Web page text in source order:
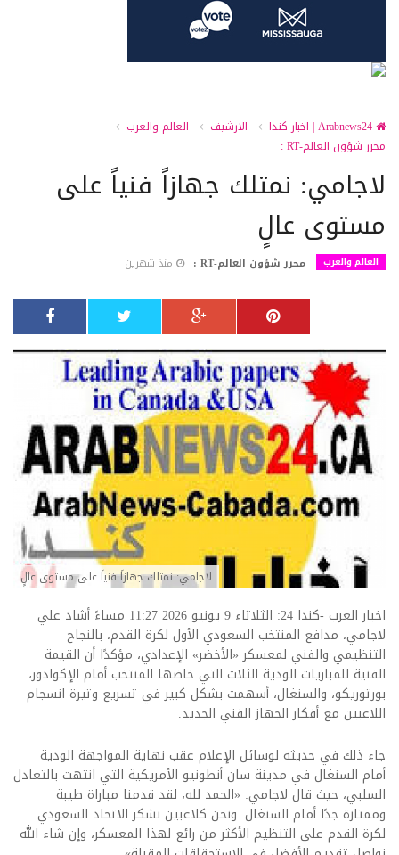
الارشيف
العالم والعرب
محرر شؤون العالم-RT :
لاجامي: نمتلك جهازاً فنياً على
مستوى عالٍ
العالم والعرب محرر شؤون العالم-RT : منذ شهرين
لاجامي: نمتلك جهازاً فنياً على مستوى عالٍ
اخبار العرب -كندا 24: الثلاثاء 9 يونيو 2026 11:27 مساءً أشاد علي
لاجامي، مدافع المنتخب السعودي الأول لكرة القدم، بالنجاح
التنظيمي والفني لمعسكر «الأخضر» الإعدادي، مؤكدًا أن القيمة
الفنية للمباريات الودية الثلاث التي خاضها المنتخب أمام الإكوادور،
بورتوريكو، والسنغال، أسهمت بشكل كبير في تسريع وتيرة انسجام
اللاعبين مع أفكار الجهاز الفني الجديد.
جاء ذلك في حديثه لوسائل الإعلام عقب نهاية المواجهة الودية
أمام السنغال في مدينة سان أنطونيو الأمريكية التي انتهت بالتعادل
السلبي، حيث قال لاجامي: «الحمد لله، لقد قدمنا مباراة طيبة
وممتازة جدًا أمام السنغال. ونحن كلاعبين نشكر الاتحاد السعودي
لكرة القدم على التنظيم الأكثر من رائع لهذا المعسكر، وإن شاء الله